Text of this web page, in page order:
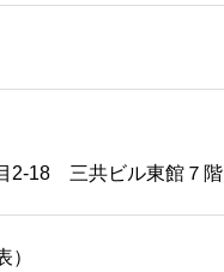
2-18 三共ビル東館７階
）